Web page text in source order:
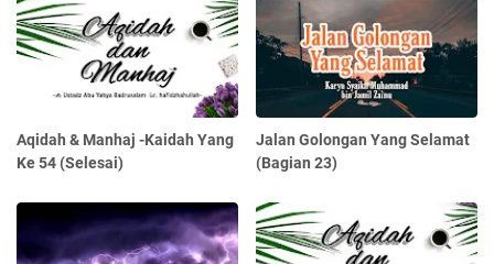
Aqidah & Manhaj -Kaidah Yang
Ke 54 (Selesai)
Jalan Golongan Yang Selamat
(Bagian 23)